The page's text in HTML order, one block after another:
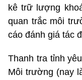
kê trữ lượng
quan trắc môi
cáo đánh giá tác
Thanh tra tỉnh
Môi trường (nay